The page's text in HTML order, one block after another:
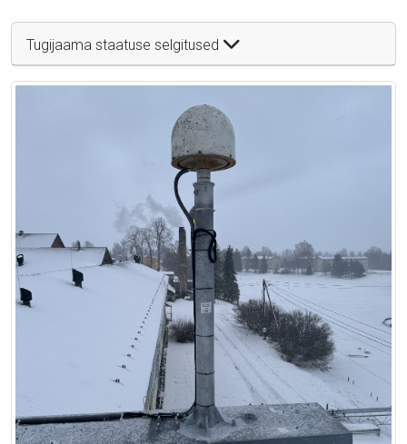
Tugijaama staatuse selgitused